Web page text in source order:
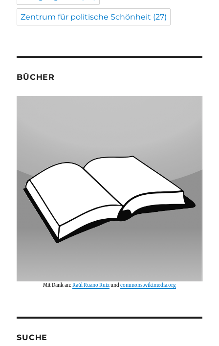
Zentrum für politische Schönheit (27)
BÜCHER
Mit Dank an:Raúl Ruano Ruizundcommons.wikimedia.org
SUCHE